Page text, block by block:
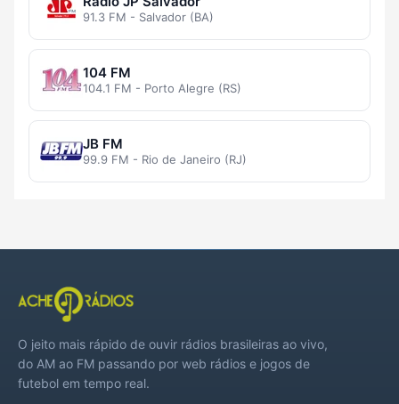
91.3 FM - Salvador (BA)
104 FM
104.1 FM - Porto Alegre (RS)
JB FM
99.9 FM - Rio de Janeiro (RJ)
O jeito mais rápido de ouvir rádios brasileiras ao vivo,
do AM ao FM passando por web rádios e jogos de
futebol em tempo real.